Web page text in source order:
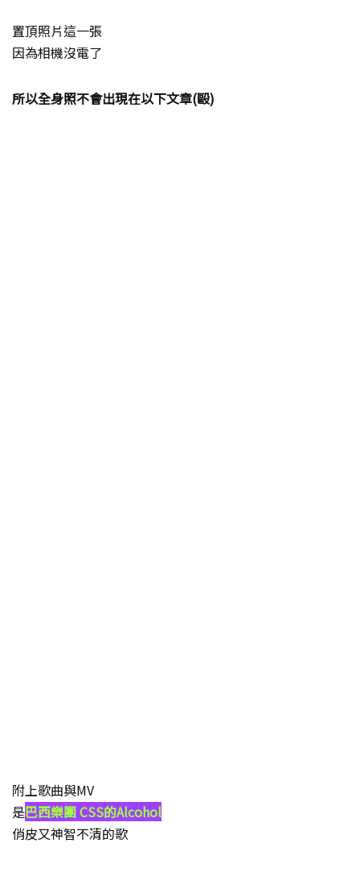
置頂照片這一張
因為相機沒電了
所以全身照不會出現在以下文章(毆)
附上歌曲與MV
是巴西樂團 CSS的Alcohol
俏皮又神智不清的歌